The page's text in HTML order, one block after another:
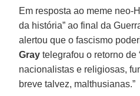
Em resposta ao meme neo-
da história” ao final da
alertou que o fascismo
Gray telegrafou o retorno de
nacionalistas e religiosas,
breve talvez, malthusianas.”